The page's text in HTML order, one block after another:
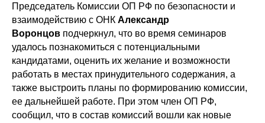
Председатель Комиссии ОП РФ по безопасности и
взаимодействию с ОНК Александр
Воронцов подчеркнул, что во время семинаров
удалось познакомиться с потенциальными
кандидатами, оценить их желание и возможности
работать в местах принудительного содержания, а
также выстроить планы по формированию комиссии,
ее дальнейшей работе. При этом член ОП РФ,
сообщил, что в состав комиссий вошли как новые